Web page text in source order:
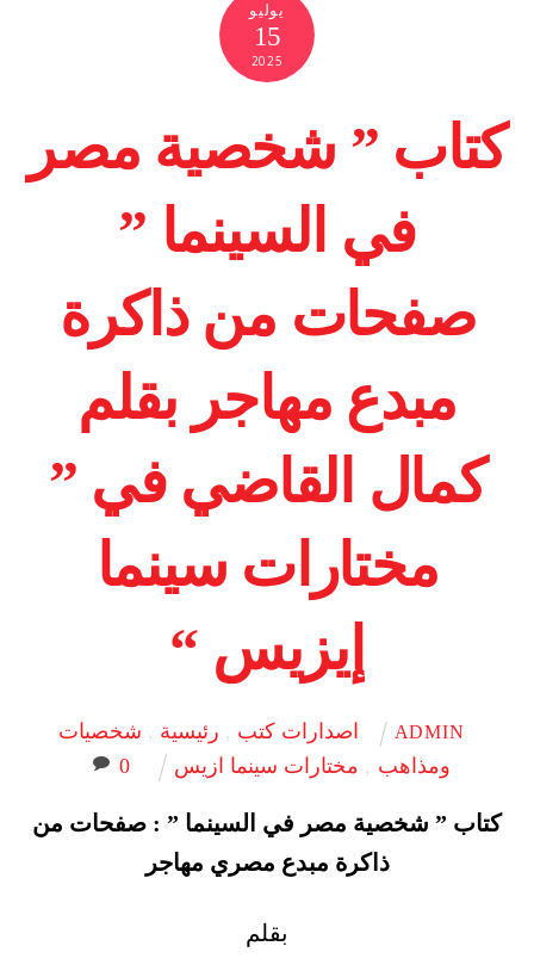
يوليو
15
2025
كتاب ” شخصية مصر
في السينما ”
صفحات من ذاكرة
مبدع مهاجر بقلم
كمال القاضي في ”
مختارات سينما
إيزيس “
ADMIN اصدارات كتب , رئيسية , شخصيات
ومذاهب , مختارات سينما ازيس 0
كتاب ” شخصية مصر في السينما ” : صفحات من
ذاكرة مبدع مصري مهاجر
بقلم